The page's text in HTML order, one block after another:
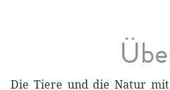
Die Tiere und die Natur